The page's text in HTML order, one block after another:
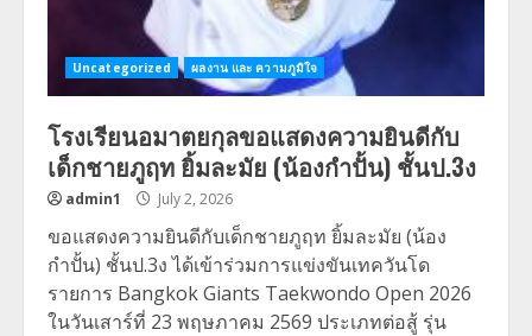
Uncategorized ผลงาน และ ความภูมิใจ
โรงเรียนอมาตยกุลขอแสดงความยินดีกับ
เด็กชายภูฤท ยิ้มละมัย (น้องกำปั้น) ชั้นป.3ง
admin1 July 2, 2026
ขอแสดงความยินดีกับเด็กชายภูฤท ยิ้มละมัย (น้อง
กำปั้น) ชั้นป.3ง ได้เข้าร่วมการแข่งขันเทควันโด
รายการ Bangkok Giants Taekwondo Open 2026
ในวันเสาร์ที่ 23 พฤษภาคม 2569 ประเภทต่อสู้ รุ่น